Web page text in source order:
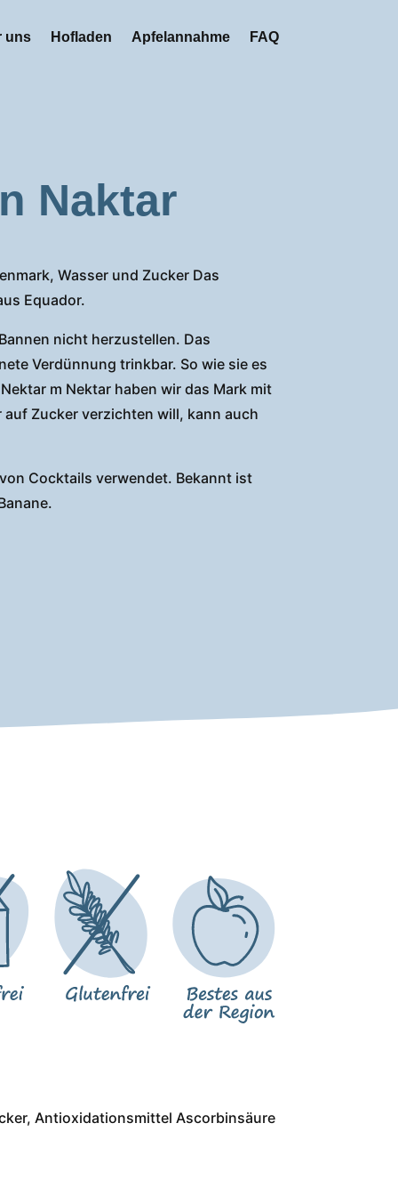
uns Hofladen Apfelannahme FAQ
Naktar
Wasser und Zucker Das
Equador.
nicht herzustellen. Das
Verdünnung trinkbar. So wie sie es
m Nektar haben wir das Mark mit
Zucker verzichten will, kann auch
Cocktails verwendet. Bekannt ist
Antioxidationsmittel Ascorbinsäure